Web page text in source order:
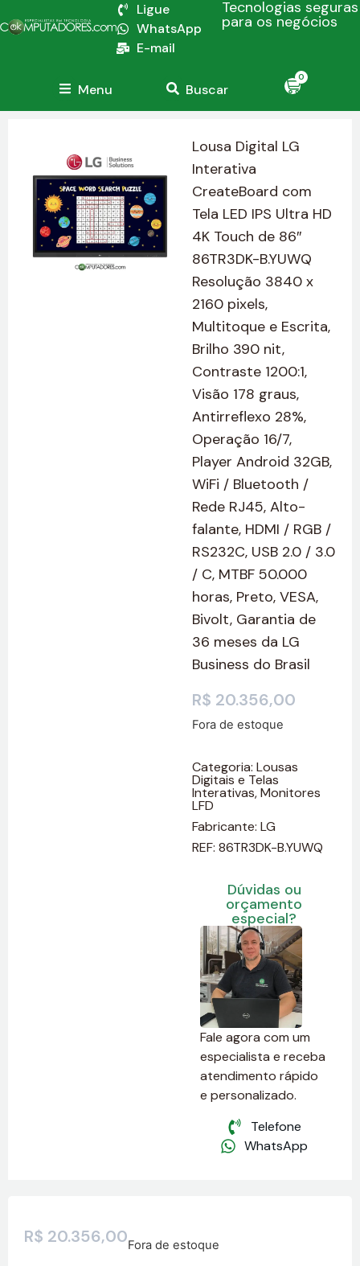
Ligue
WhatsApp
E-mail
Tecnologias seguras
para os negócios
Menu Buscar
0
Lousa Digital LG
Interativa
CreateBoard com
Tela LED IPS Ultra HD
4K Touch de 86″
86TR3DK-B.YUWQ
Resolução 3840 x
2160 pixels,
Multitoque e Escrita,
Brilho 390 nit,
Contraste 1200:1,
Visão 178 graus,
Antirreflexo 28%,
Operação 16/7,
Player Android 32GB,
WiFi / Bluetooth /
Rede RJ45, Alto-
falante, HDMI / RGB /
RS232C, USB 2.0 / 3.0
/ C, MTBF 50.000
horas, Preto, VESA,
Bivolt, Garantia de
36 meses da LG
Business do Brasil
R$ 20.356,00
Fora de estoque
Categoria:Lousas
Digitais e Telas
Interativas,Monitores
LFD
Fabricante:LG
REF: 86TR3DK-B.YUWQ
Dúvidas ou
orçamento
especial?
Fale agora com um
especialista e receba
atendimento rápido
e personalizado.
Telefone
WhatsApp
R$ 20.356,00Fora de estoque